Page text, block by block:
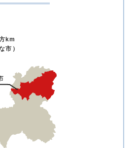
km
市）